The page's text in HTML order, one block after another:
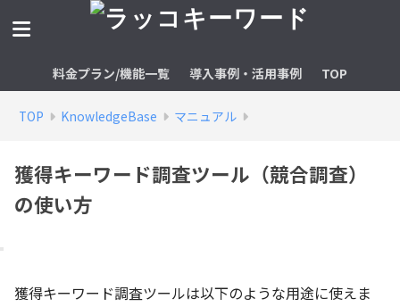
料金プラン/機能一覧 導入事例・活用事例 TOP
TOP KnowledgeBase マニュアル
獲得キーワード調査ツール（競合調査）
の使い方
獲得キーワード調査ツールは以下のような用途に使えま